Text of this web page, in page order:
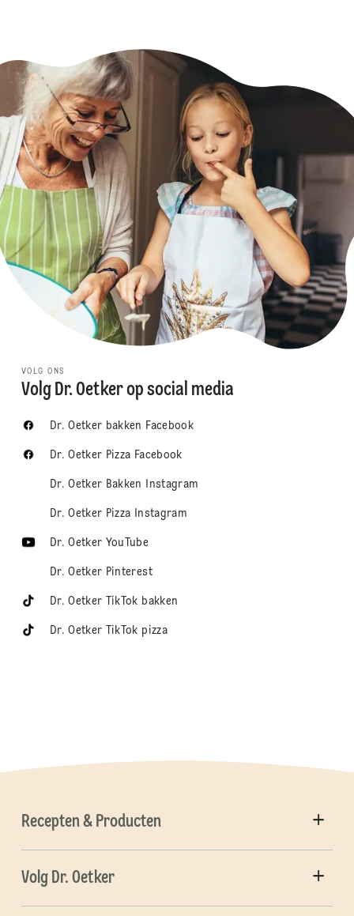
VOLG ONS
Volg Dr. Oetker op social media
Dr. Oetker bakken Facebook
Dr. Oetker Pizza Facebook
Dr. Oetker Bakken Instagram
Dr. Oetker Pizza Instagram
Dr. Oetker YouTube
Dr. Oetker Pinterest
Dr. Oetker TikTok bakken
Dr. Oetker TikTok pizza
Recepten & Producten
Volg Dr. Oetker